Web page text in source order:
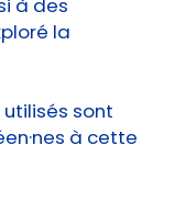
la
sont
à cette